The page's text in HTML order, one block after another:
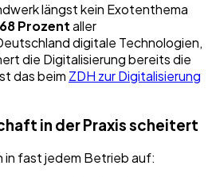
längst kein Exotenthema
68 Prozentaller
digitale Technologien,
die Digitalisierung bereits die
das beim ZDH zur Digitalisierung
in der Praxis scheitert
in fast jedem Betrieb auf: